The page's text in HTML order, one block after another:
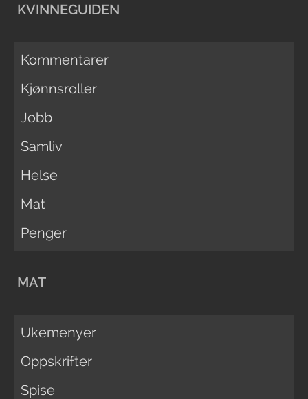
KVINNEGUIDEN
Kommentarer
Kjønnsroller
Jobb
Samliv
Helse
Mat
Penger
MAT
Ukemenyer
Oppskrifter
Spise